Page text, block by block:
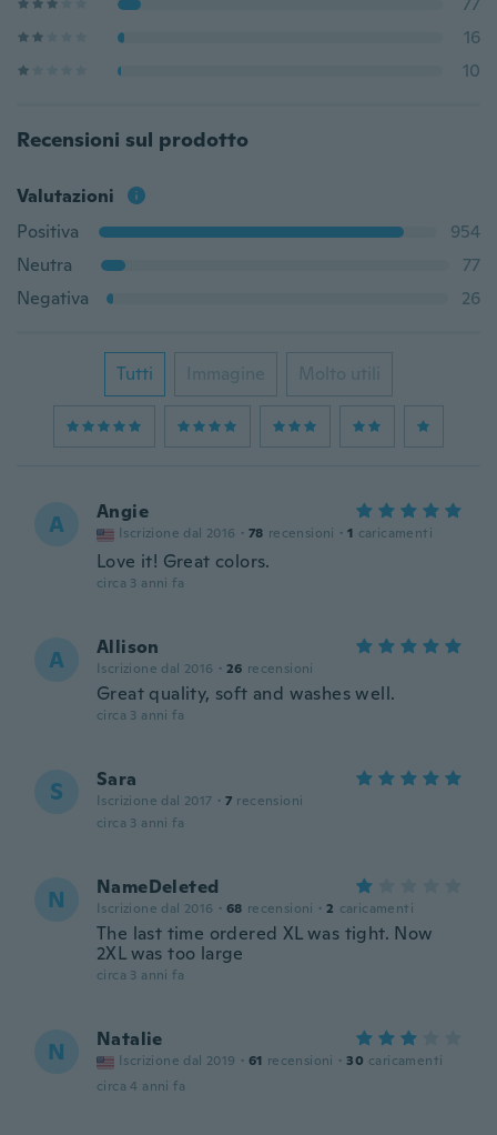
16
10
Recensioni sul prodotto
Valutazioni
Positiva
954
Neutra
77
Negativa
26
Tutti Immagine Molto utili
A Angie
Iscrizione dal 2016 · 78 recensioni · 1 caricamenti
Love it! Great colors.
circa 3 anni fa
A Allison
Iscrizione dal 2016 · 26 recensioni
Great quality, soft and washes well.
circa 3 anni fa
S Sara
Iscrizione dal 2017 · 7 recensioni
circa 3 anni fa
N NameDeleted
Iscrizione dal 2016 · 68 recensioni · 2 caricamenti
The last time ordered XL was tight. Now
2XL was too large
circa 3 anni fa
N Natalie
Iscrizione dal 2019 · 61 recensioni · 30 caricamenti
circa 4 anni fa